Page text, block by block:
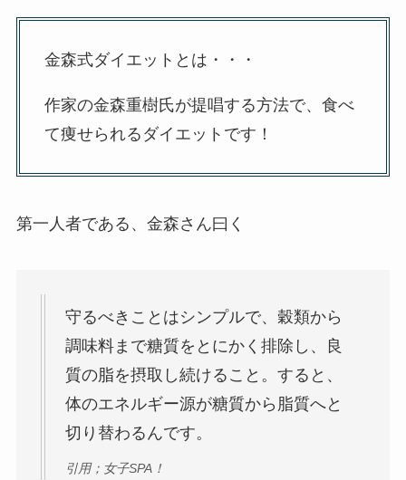
金森式ダイエットとは・・・
作家の金森重樹氏が提唱する方法で、食べ
て痩せられるダイエットです！
第一人者である、金森さん曰く
守るべきことはシンプルで、穀類から
調味料まで糖質をとにかく排除し、良
質の脂を摂取し続けること。すると、
体のエネルギー源が糖質から脂質へと
切り替わるんです。
引用；女子SPA！